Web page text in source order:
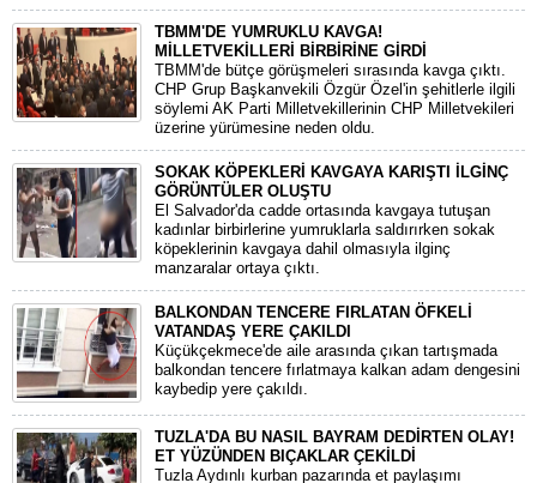
TBMM'DE YUMRUKLU KAVGA!
MİLLETVEKİLLERİ BİRBİRİNE GİRDİ
TBMM'de bütçe görüşmeleri sırasında kavga çıktı.
CHP Grup Başkanvekili Özgür Özel'in şehitlerle ilgili
söylemi AK Parti Milletvekillerinin CHP Milletvekileri
üzerine yürümesine neden oldu.
SOKAK KÖPEKLERİ KAVGAYA KARIŞTI İLGİNÇ
GÖRÜNTÜLER OLUŞTU
El Salvador'da cadde ortasında kavgaya tutuşan
kadınlar birbirlerine yumruklarla saldırırken sokak
köpeklerinin kavgaya dahil olmasıyla ilginç
manzaralar ortaya çıktı.
BALKONDAN TENCERE FIRLATAN ÖFKELİ
VATANDAŞ YERE ÇAKILDI
Küçükçekmece'de aile arasında çıkan tartışmada
balkondan tencere fırlatmaya kalkan adam dengesini
kaybedip yere çakıldı.
TUZLA'DA BU NASIL BAYRAM DEDİRTEN OLAY!
ET YÜZÜNDEN BIÇAKLAR ÇEKİLDİ
Tuzla Aydınlı kurban pazarında et paylaşımı